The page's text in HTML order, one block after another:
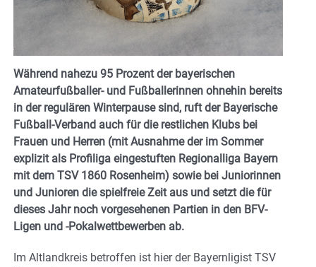
Während nahezu 95 Prozent der bayerischen
Amateurfußballer- und Fußballerinnen ohnehin bereits
in der regulären Winterpause sind, ruft der Bayerische
Fußball-Verband auch für die restlichen Klubs bei
Frauen und Herren (mit Ausnahme der im Sommer
explizit als Profiliga eingestuften Regionalliga Bayern
mit dem TSV 1860 Rosenheim) sowie bei Juniorinnen
und Junioren die spielfreie Zeit aus und setzt die für
dieses Jahr noch vorgesehenen Partien in den BFV-
Ligen und -Pokalwettbewerben ab.
Im Altlandkreis betroffen ist hier der Bayernligist TSV